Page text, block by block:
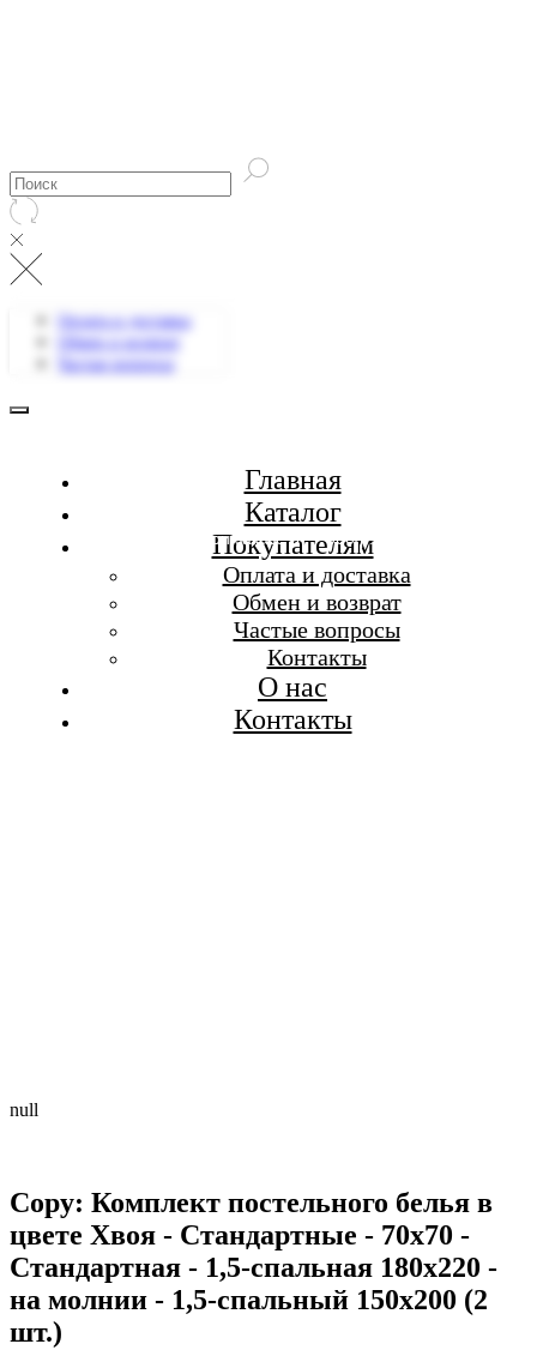
Бесплатная доставка при заказе от 7 000 р.
null
Оплата и доставка
Обмен и возврат
Частые вопросы
Главная
Каталог
Покупателям
Оплата и доставка
Обмен и возврат
Частые вопросы
Контакты
О нас
Контакты
Copy: Комплект постельного белья в
цвете Хвоя - Стандартные - 70х70 -
Стандартная - 1,5-спальная 180х220 -
на молнии - 1,5-спальный 150х200 (2
шт.)